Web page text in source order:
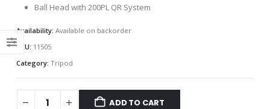
Ball Head with 200PL QR System
Availability: Available on backorder
SKU: 11505
Category: Tripod
ADD TO CART